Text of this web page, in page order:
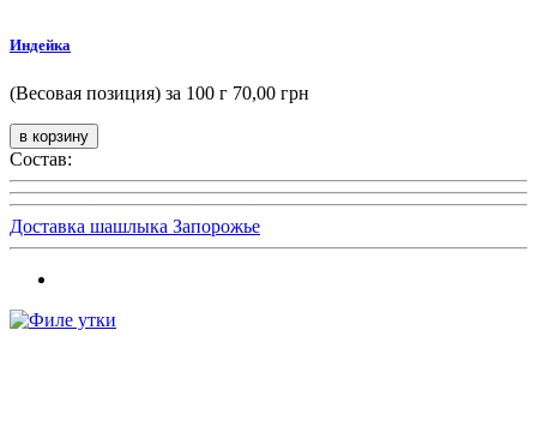
Индейка
(Весовая позиция) за 100 г 70,00 грн
Состав:
Доставка шашлыка Запорожье